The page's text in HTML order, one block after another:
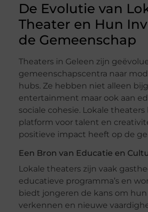
De Evolutie van
Theater en Hun
de Gemeenschap
Theaters in Geleen zijn
gemeenschapscentra naar
hubs. Ze hebben niet alleen
entertainment maar ook aan
sociale cohesie. Lokale
platform voor talent en
positieve impact heeft op de
Een Bron van Educatie en
Lokale theaters zijn vaak
educatieve programma’s en
biedt jongeren de kans om
verkennen en nieuwe